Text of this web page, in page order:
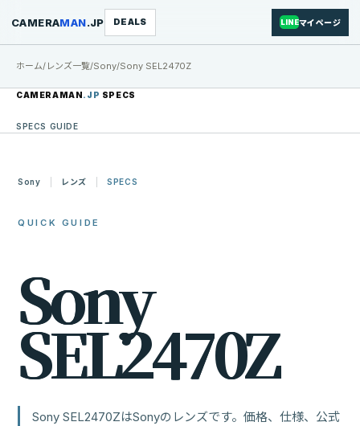
CAMERAMAN.JP DEALS LINEマイページ
ホーム/ レンズ一覧/Sony/Sony SEL2470Z
CAMERAMAN.JP SPECS
SPECS GUIDE
Sony レンズ SPECS
QUICK GUIDE
Sony
SEL2470Z
Sony SEL2470ZはSonyのレンズです。価格、仕様、公式